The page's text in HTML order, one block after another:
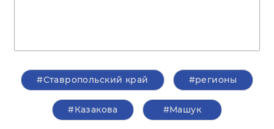
#Ставропольский край #регионы
#Казакова #Машук